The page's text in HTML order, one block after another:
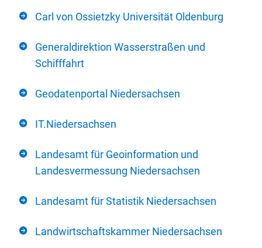
Carl von Ossietzky Universität Oldenburg
Generaldirektion Wasserstraßen und
Schifffahrt
Geodatenportal Niedersachsen
IT.Niedersachsen
Landesamt für Geoinformation und
Landesvermessung Niedersachsen
Landesamt für Statistik Niedersachsen
Landwirtschaftskammer Niedersachsen